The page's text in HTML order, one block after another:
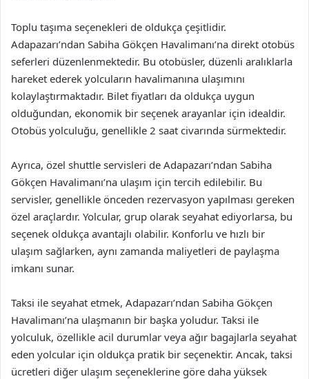
Toplu taşıma seçenekleri de oldukça çeşitlidir.
Adapazarı’ndan Sabiha Gökçen Havalimanı’na direkt otobüs
seferleri düzenlenmektedir. Bu otobüsler, düzenli aralıklarla
hareket ederek yolcuların havalimanına ulaşımını
kolaylaştırmaktadır. Bilet fiyatları da oldukça uygun
olduğundan, ekonomik bir seçenek arayanlar için idealdir.
Otobüs yolculuğu, genellikle 2 saat civarında sürmektedir.
Ayrıca, özel shuttle servisleri de Adapazarı’ndan Sabiha
Gökçen Havalimanı’na ulaşım için tercih edilebilir. Bu
servisler, genellikle önceden rezervasyon yapılması gereken
özel araçlardır. Yolcular, grup olarak seyahat ediyorlarsa, bu
seçenek oldukça avantajlı olabilir. Konforlu ve hızlı bir
ulaşım sağlarken, aynı zamanda maliyetleri de paylaşma
imkanı sunar.
Taksi ile seyahat etmek, Adapazarı’ndan Sabiha Gökçen
Havalimanı’na ulaşmanın bir başka yoludur. Taksi ile
yolculuk, özellikle acil durumlar veya ağır bagajlarla seyahat
eden yolcular için oldukça pratik bir seçenektir. Ancak, taksi
ücretleri diğer ulaşım seçeneklerine göre daha yüksek